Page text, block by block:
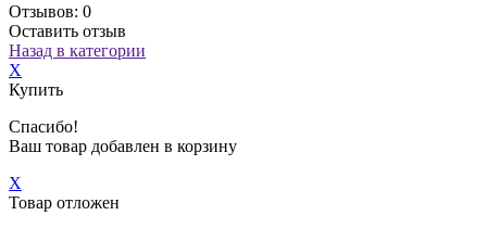
Отзывов: 0
Оставить отзыв
Назад в категории
X
Купить
Спасибо!
Ваш товар добавлен в корзину
X
Товар отложен